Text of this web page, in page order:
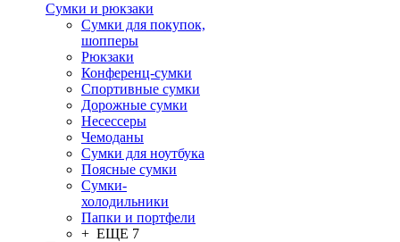
Сумки и рюкзаки
Сумки для покупок,
шопперы
Рюкзаки
Конференц-сумки
Спортивные сумки
Дорожные сумки
Несессеры
Чемоданы
Сумки для ноутбука
Поясные сумки
Сумки-
холодильники
Папки и портфели
+ ЕЩЕ 7